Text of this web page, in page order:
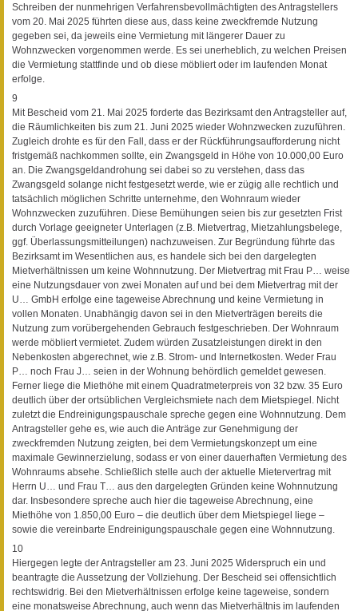
Schreiben der nunmehrigen Verfahrensbevollmächtigten des Antragstellers
vom 20. Mai 2025 führten diese aus, dass keine zweckfremde Nutzung
gegeben sei, da jeweils eine Vermietung mit längerer Dauer zu
Wohnzwecken vorgenommen werde. Es sei unerheblich, zu welchen Preisen
die Vermietung stattfinde und ob diese möbliert oder im laufenden Monat
erfolge.
9
Mit Bescheid vom 21. Mai 2025 forderte das Bezirksamt den Antragsteller auf,
die Räumlichkeiten bis zum 21. Juni 2025 wieder Wohnzwecken zuzuführen.
Zugleich drohte es für den Fall, dass er der Rückführungsaufforderung nicht
fristgemäß nachkommen sollte, ein Zwangsgeld in Höhe von 10.000,00 Euro
an. Die Zwangsgeldandrohung sei dabei so zu verstehen, dass das
Zwangsgeld solange nicht festgesetzt werde, wie er zügig alle rechtlich und
tatsächlich möglichen Schritte unternehme, den Wohnraum wieder
Wohnzwecken zuzuführen. Diese Bemühungen seien bis zur gesetzten Frist
durch Vorlage geeigneter Unterlagen (z.B. Mietvertrag, Mietzahlungsbelege,
ggf. Überlassungsmitteilungen) nachzuweisen. Zur Begründung führte das
Bezirksamt im Wesentlichen aus, es handele sich bei den dargelegten
Mietverhältnissen um keine Wohnnutzung. Der Mietvertrag mit Frau P… weise
eine Nutzungsdauer von zwei Monaten auf und bei dem Mietvertrag mit der
U… GmbH erfolge eine tageweise Abrechnung und keine Vermietung in
vollen Monaten. Unabhängig davon sei in den Mietverträgen bereits die
Nutzung zum vorübergehenden Gebrauch festgeschrieben. Der Wohnraum
werde möbliert vermietet. Zudem würden Zusatzleistungen direkt in den
Nebenkosten abgerechnet, wie z.B. Strom- und Internetkosten. Weder Frau
P… noch Frau J… seien in der Wohnung behördlich gemeldet gewesen.
Ferner liege die Miethöhe mit einem Quadratmeterpreis von 32 bzw. 35 Euro
deutlich über der ortsüblichen Vergleichsmiete nach dem Mietspiegel. Nicht
zuletzt die Endreinigungspauschale spreche gegen eine Wohnnutzung. Dem
Antragsteller gehe es, wie auch die Anträge zur Genehmigung der
zweckfremden Nutzung zeigten, bei dem Vermietungskonzept um eine
maximale Gewinnerzielung, sodass er von einer dauerhaften Vermietung des
Wohnraums absehe. Schließlich stelle auch der aktuelle Mietervertrag mit
Herrn U… und Frau T… aus den dargelegten Gründen keine Wohnnutzung
dar. Insbesondere spreche auch hier die tageweise Abrechnung, eine
Miethöhe von 1.850,00 Euro – die deutlich über dem Mietspiegel liege –
sowie die vereinbarte Endreinigungspauschale gegen eine Wohnnutzung.
10
Hiergegen legte der Antragsteller am 23. Juni 2025 Widerspruch ein und
beantragte die Aussetzung der Vollziehung. Der Bescheid sei offensichtlich
rechtswidrig. Bei den Mietverhältnissen erfolge keine tageweise, sondern
eine monatsweise Abrechnung, auch wenn das Mietverhältnis im laufenden